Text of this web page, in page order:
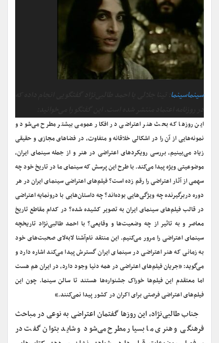
سینماسینما
این روزها که بحث هنر اعتراضی در افکار عمومی بیشتر مطرح می‌شود و
نمونه‌هایی از آن را در اشکالی خلاقانه و متفاوت، در فضاهای مجازی و حقیقی
زیاد می‌بینیم، بررسی رویکردهای اعتراضی در هنر و از جمله سینمای ایران،
موضوعیتی ویژه پیدا می‌کند. با طرح این پرسش که سینمای ما در تاریخ خود چه
سهمی از آثار اعتراضی را رقم زده است؟ فیلم‌های اعتراضی سینمای ایران در هر
دوره دربرگیرنده چه ویژگی‌هایی بوده‌اند؟ چه داستان‌هایی با درونمایه اعتراضی
در قالب فیلم‌های سینمای ایران به تصویر کشیده شده؟ در کدام مقاطع تاریخ
معاصر و به تاثیر از چه وضعیت‌ها و وقایعی؟ با احمد طالبی‌نژاد تاریخچه
سینمای اعتراضی را مرور می‌کنیم. این منتقد نام‌آشنا لابه‎‌‌لای صحبت‌های خود
به زمانی که هنر اعتراضی در سینمای ایران گسترش پیدا می‌کند اشاره دارد و
می‌گوید: «جریان فیلم‌های اعتراضی در همه دنیا وجود دارد، در ایران هم هست
اما معتقدم این فیلم‌ها خوراک جشنواره‌ها هستند تا سالن سینما. چون این
فیلم‌های اعتراضی فرصتی برای اکران در کشور پیدا نمی‌کنند.»
‌جناب طالبی‌نژاد، این روزها گفتمان اعتراضی به نوعی در مباحث
فرهنگی و هنری ما بسیار مطرح می‌شود و شاید بتوان گفت در